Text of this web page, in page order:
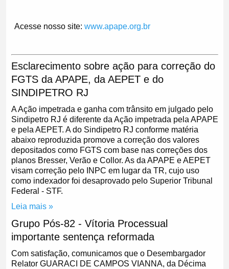
Acesse nosso site: www.apape.org.br
Esclarecimento sobre ação para correção do
FGTS da APAPE, da AEPET e do
SINDIPETRO RJ
A Ação impetrada e ganha com trânsito em julgado pelo
Sindipetro RJ é diferente da Ação impetrada pela APAPE
e pela AEPET. A do Sindipetro RJ conforme matéria
abaixo reproduzida promove a correção dos valores
depositados como FGTS com base nas correções dos
planos Bresser, Verão e Collor. As da APAPE e AEPET
visam correção pelo INPC em lugar da TR, cujo uso
como indexador foi desaprovado pelo Superior Tribunal
Federal - STF.
Leia mais »
Grupo Pós-82 - Vítoria Processual
importante sentença reformada
Com satisfação, comunicamos que o Desembargador
Relator GUARACI DE CAMPOS VIANNA, da Décima